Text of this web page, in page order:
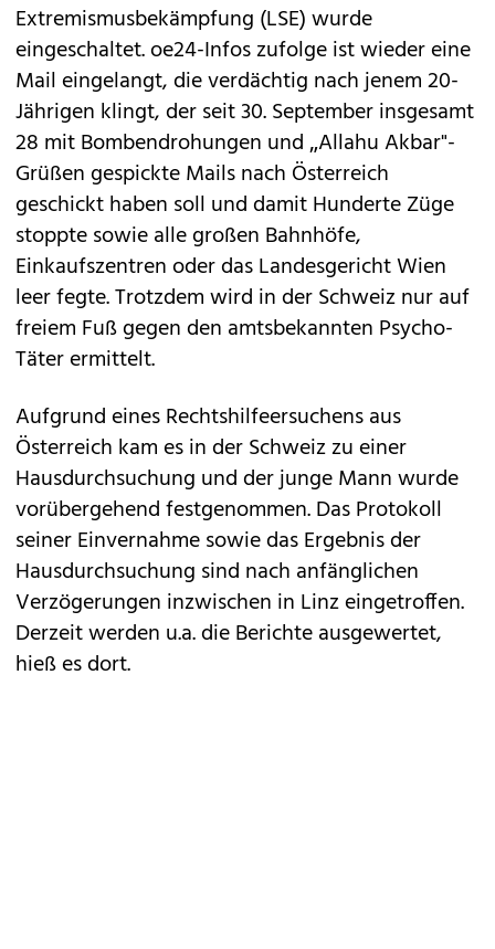
Extremismusbekämpfung (LSE) wurde
eingeschaltet. oe24-Infos zufolge ist wieder eine
Mail eingelangt, die verdächtig nach jenem 20-
Jährigen klingt, der seit 30. September insgesamt
28 mit Bombendrohungen und „Al­lahu Akbar"-
Grüßen gespickte Mails nach Österreich
geschickt haben soll und damit Hunderte Züge
stoppte sowie alle großen Bahnhöfe,
Einkaufszentren oder das Landesgericht Wien
leer fegte. Trotzdem wird in der Schweiz nur auf
freiem Fuß gegen den amtsbekannten Psycho-
Täter ermittelt.
Aufgrund eines Rechtshilfeersuchens aus
Österreich kam es in der Schweiz zu einer
Hausdurchsuchung und der junge Mann wurde
vorübergehend festgenommen. Das Protokoll
seiner Einvernahme sowie das Ergebnis der
Hausdurchsuchung sind nach anfänglichen
Verzögerungen inzwischen in Linz eingetroffen.
Derzeit werden u.a. die Berichte ausgewertet,
hieß es dort.